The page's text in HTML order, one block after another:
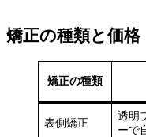
矯正の種類と価格
矯正の種類
表側矯正
透明
ーで